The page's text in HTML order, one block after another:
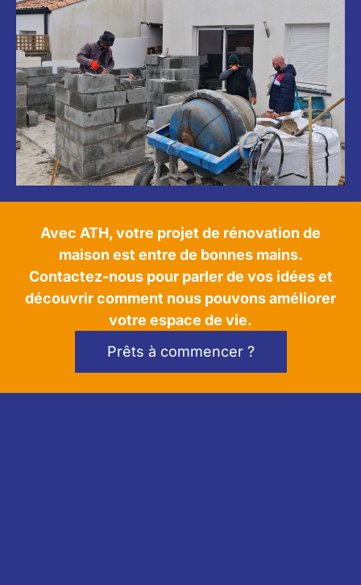
Avec ATH, votre projet de rénovation de
maison est entre de bonnes mains.
Contactez-nous pour parler de vos idées et
découvrir comment nous pouvons améliorer
votre espace de vie.
Prêts à commencer ?